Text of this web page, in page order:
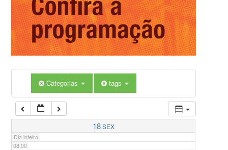
Categorias tags
18SEX
Dia inteiro
04:00
05:00
07:00
08:00